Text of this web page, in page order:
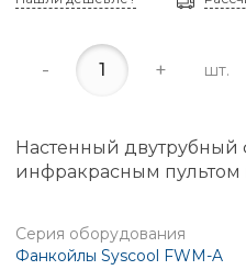
- + шт.
Настенный
инфракрасным пультом
Серия оборудования
Фанкойлы Syscool FWM-A